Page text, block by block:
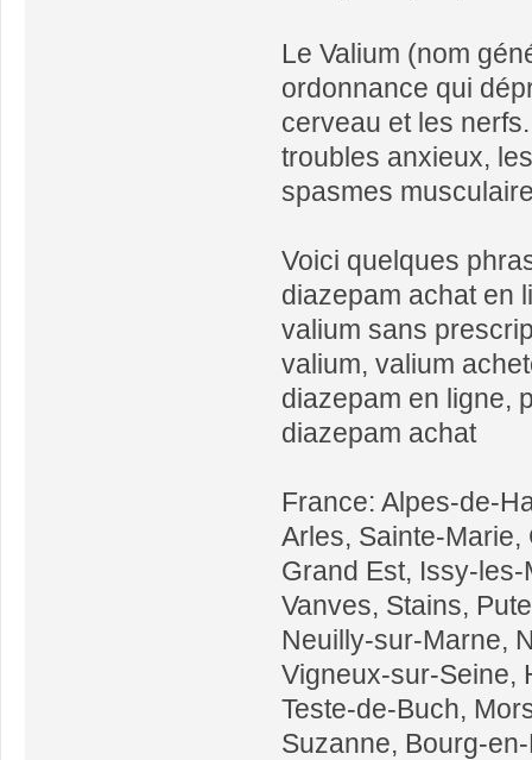
Le Valium (nom
ordonnance qui
cerveau et les
troubles anxieux,
spasmes
Voici quelques
diazepam achat en
valium sans
valium, valium
diazepam en ligne,
diazepam achat
France: Alpes-de-
Arles, Sainte-
Grand Est, Issy-
Vanves, Stains,
Neuilly-sur-Marne,
Vigneux-sur-Seine,
Teste-de-Buch,
Suzanne, Bourg-